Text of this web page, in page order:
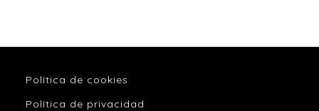
Política de cookies
Política de privacidad